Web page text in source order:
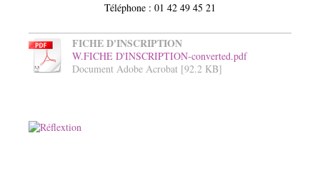
Téléphone : 01 42 49 45 21
FICHE D'INSCRIPTION
W.FICHE D'INSCRIPTION-converted.pdf
Document Adobe Acrobat [92.2 KB]